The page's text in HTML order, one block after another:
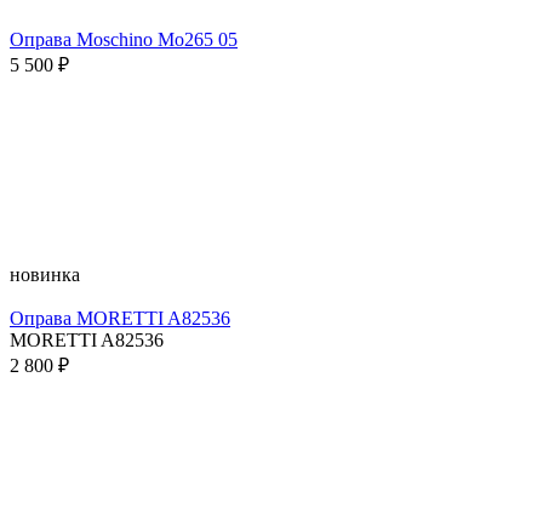
Оправа Moschino Mo265 05
5 500 ₽
новинка
Оправа MORETTI A82536
MORETTI A82536
2 800 ₽